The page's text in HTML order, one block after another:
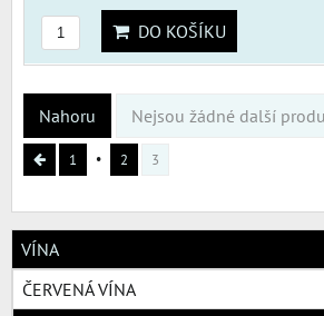
DO KOŠÍKU
Nahoru Nejsou žádné další
1 2 3
VÍNA
ČERVENÁ VÍNA